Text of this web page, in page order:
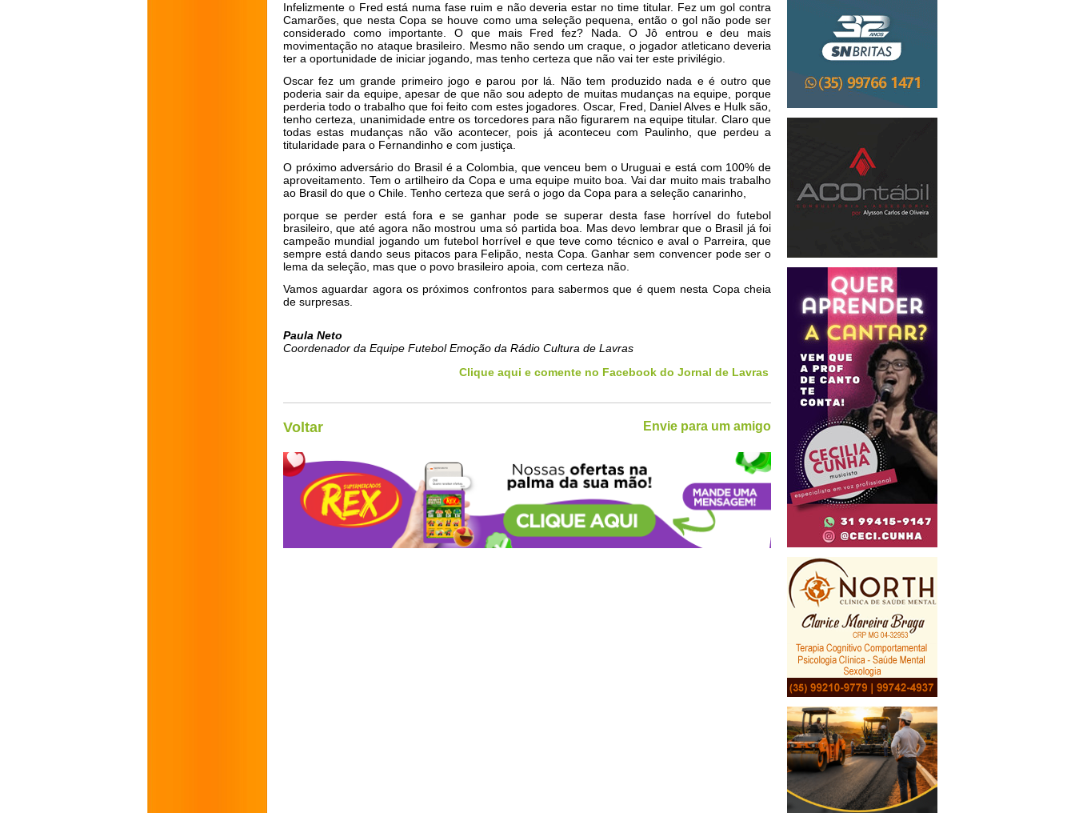
Infelizmente o Fred está numa fase ruim e não deveria estar no time titular. Fez um gol contra
Camarões, que nesta Copa se houve como uma seleção pequena, então o gol não pode ser
considerado como importante. O que mais Fred fez? Nada. O Jô entrou e deu mais
movimentação no ataque brasileiro. Mesmo não sendo um craque, o jogador atleticano deveria
ter a oportunidade de iniciar jogando, mas tenho certeza que não vai ter este privilégio.
Oscar fez um grande primeiro jogo e parou por lá. Não tem produzido nada e é outro que
poderia sair da equipe, apesar de que não sou adepto de muitas mudanças na equipe, porque
perderia todo o trabalho que foi feito com estes jogadores. Oscar, Fred, Daniel Alves e Hulk são,
tenho certeza, unanimidade entre os torcedores para não figurarem na equipe titular. Claro que
todas estas mudanças não vão acontecer, pois já aconteceu com Paulinho, que perdeu a
titularidade para o Fernandinho e com justiça.
O próximo adversário do Brasil é a Colombia, que venceu bem o Uruguai e está com 100% de
aproveitamento. Tem o artilheiro da Copa e uma equipe muito boa. Vai dar muito mais trabalho
ao Brasil do que o Chile. Tenho certeza que será o jogo da Copa para a seleção canarinho,
porque se perder está fora e se ganhar pode se superar desta fase horrível do futebol
brasileiro, que até agora não mostrou uma só partida boa. Mas devo lembrar que o Brasil já foi
campeão mundial jogando um futebol horrível e que teve como técnico e aval o Parreira, que
sempre está dando seus pitacos para Felipão, nesta Copa. Ganhar sem convencer pode ser o
lema da seleção, mas que o povo brasileiro apoia, com certeza não.
Vamos aguardar agora os próximos confrontos para sabermos que é quem nesta Copa cheia
de surpresas.
Paula Neto
Coordenador da Equipe Futebol Emoção da Rádio Cultura de Lavras
Clique aqui e comente no Facebook do Jornal de Lavras
Voltar Envie para um amigo